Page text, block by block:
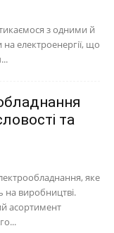
з одними й
електроенергії, що
та
яке
на виробництві.
асортимент